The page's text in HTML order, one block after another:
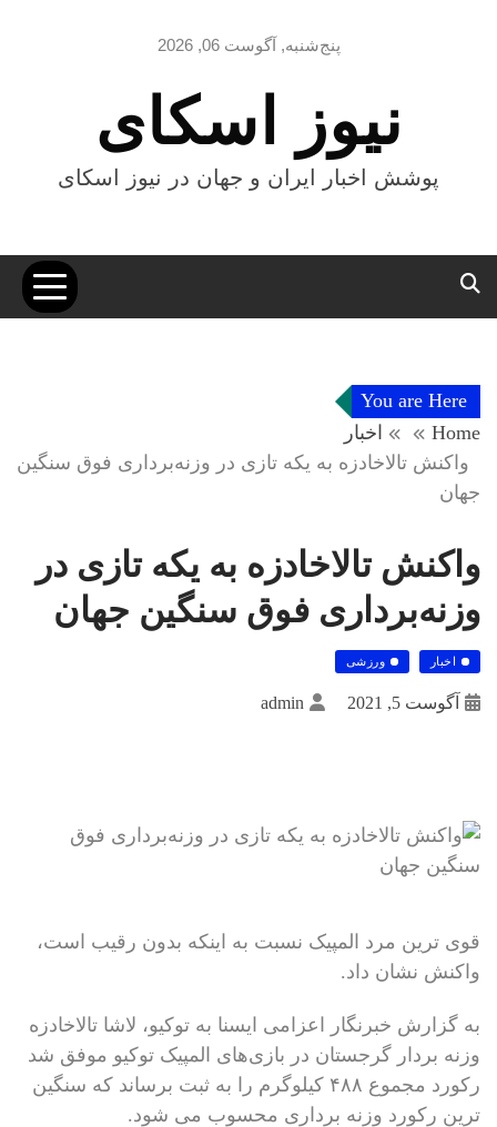
پنج‌شنبه, آگوست 06, 2026
نیوز اسکای
پوشش اخبار ایران و جهان در نیوز اسکای
You are Here
Home
اخبار
واکنش تالاخادزه به یکه تازی در وزنه‌برداری فوق سنگین
جهان
واکنش تالاخادزه به یکه تازی در
وزنه‌برداری فوق سنگین جهان
اخبار ورزشی
آگوست 5, 2021 admin
قوی ترین مرد المپیک نسبت به اینکه بدون رقیب است،
واکنش نشان داد.
به گزارش خبرنگار اعزامی ایسنا به توکیو، لاشا تالاخادزه
وزنه بردار گرجستان در بازی‌های المپیک توکیو موفق شد
رکورد مجموع ۴۸۸ کیلوگرم را به ثبت برساند که سنگین
ترین رکورد وزنه برداری محسوب می شود.